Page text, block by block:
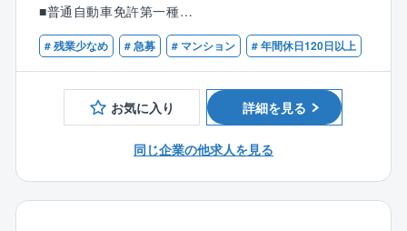
績を着実に伸ばしています。
【具体的には】
■担当マンションの管理組合からの問い合わせ対応
■理事会や総会の運営サポート（打ち合わせ・資料作
■管理員、清掃員、協力会社、関係部署とのやりとり
■修繕計画などの企画提案
■予算・決算のサポート
■普通自動車免許第一種
【歓迎】
■管理業務主任者
■宅地建物取引士
# 残業少なめ # 急募 # マンション # 年間休日120日以上
お気に入り 詳細を見る
同じ企業の他求人を見る